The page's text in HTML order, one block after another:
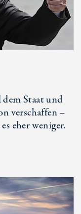
Staat und
verschaffen –
eher weniger.